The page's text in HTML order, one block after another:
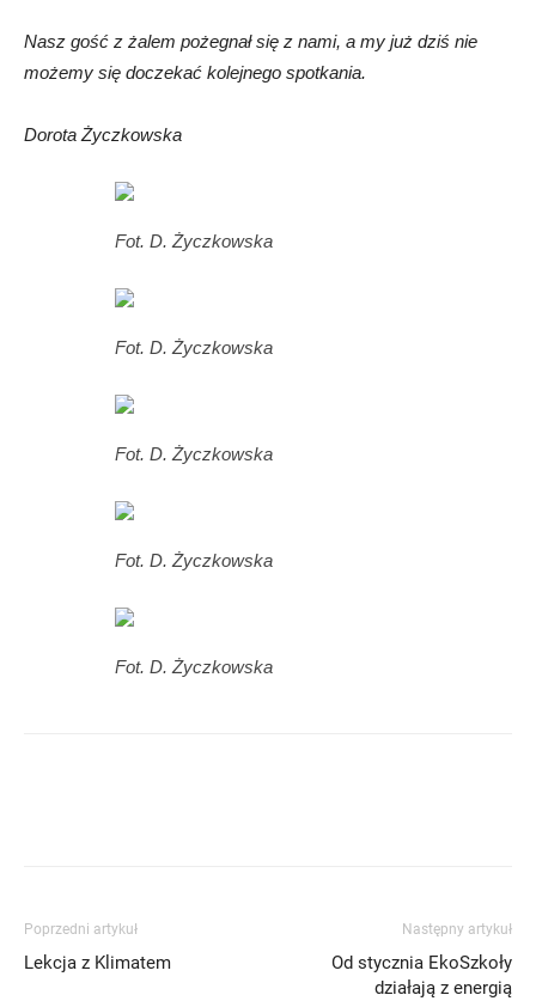
Nasz gość z żalem pożegnał się z nami, a my już dziś nie
możemy się doczekać kolejnego spotkania.
Dorota Życzkowska
Fot. D. Życzkowska
Fot. D. Życzkowska
Fot. D. Życzkowska
Fot. D. Życzkowska
Fot. D. Życzkowska
Poprzedni artykuł
Lekcja z Klimatem
Następny artykuł
Od stycznia EkoSzkoły
działają z energią